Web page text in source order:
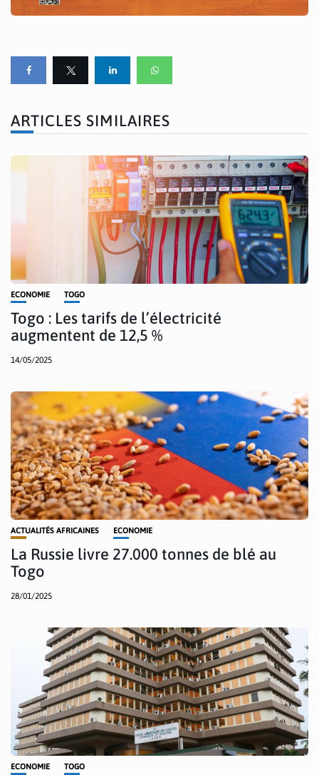
ARTICLES SIMILAIRES
ECONOMIE TOGO
Togo : Les tarifs de l’électricité
augmentent de 12,5 %
14/05/2025
ACTUALITÉS AFRICAINES ECONOMIE
La Russie livre 27.000 tonnes de blé au
Togo
28/01/2025
ECONOMIE TOGO